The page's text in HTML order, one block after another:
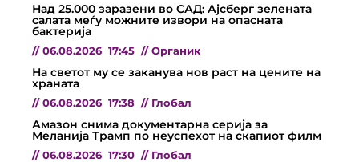
Над 25.000 заразени во САД: Ајсберг зелената
салата меѓу можните извори на опасната
бактерија
// 06.08.2026 17:45 // Органик
На светот му се заканува нов раст на цените на
храната
// 06.08.2026 17:38 // Глобал
Амазон снима документарна серија за
Меланија Трамп по неуспехот на скапиот филм
// 06.08.2026 17:30 // Глобал